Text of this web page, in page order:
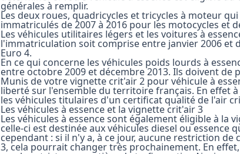
générales à remplir.
Les deux roues, quadricycles et tricycles à moteur
immatriculés de 2007 à 2016 pour les motocycles et
Les véhicules utilitaires légers et les voitures à
l'immatriculation soit comprise entre janvier 2006 et
Euro 4.
En ce qui concerne les véhicules poids lourds à
entre octobre 2009 et décembre 2013. Ils doivent de
Munis de votre vignette crit'air 2 pour véhicule à
liberté sur l'ensemble du territoire français. En effet
les véhicules titulaires d'un certificat qualité de l'air
Les véhicules à essence et la vignette crit'air 3
Les véhicules à essence sont également éligible à la
celle-ci est destinée aux véhicules diesel ou
cependant : si il n'y a, à ce jour, aucune restriction
3, cela pourrait changer très prochainement. En